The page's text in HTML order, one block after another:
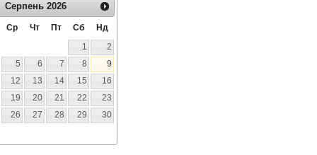
Серпень 2026
Ср Чт Пт Сб
Нд
1
2
5 6 7 8
9
12 13 14 15
16
19 20 21 22
23
26 27 28 29
30